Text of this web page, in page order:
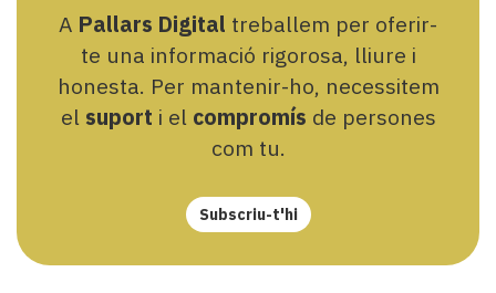
A Pallars Digital treballem per oferir-
te una informació rigorosa, lliure i
honesta. Per mantenir-ho, necessitem
el suport i el compromís de persones
com tu.
Subscriu-t'hi